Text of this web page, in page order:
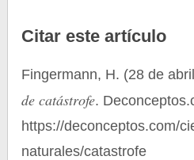
Citar este artículo
Fingermann, H. (28 de
de catástrofe.
https://deconceptos.com/
naturales/catastrofe